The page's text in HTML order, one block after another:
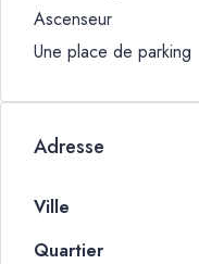
Ascenseur
Une place de parking
Adresse
Ville
Quartier